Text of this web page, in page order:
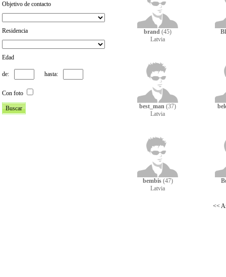
Objetivo de contacto
Residencia
Edad
de: hasta:
Con foto
brand (45)
Latvia
best_man (37)
Latvia
bembis (47)
Latvia
<<